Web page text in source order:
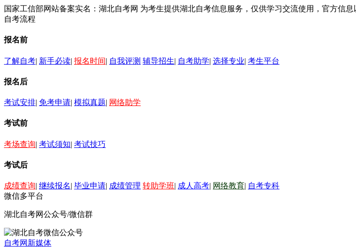
国家工信部网站备案实名：湖北自考网 为考生提供湖北自考信息服务，仅供学习交流使用，官方信息
自考流程
报名前
了解自考| 新手必读| 报名时间| 自我评测 辅导招生| 自考助学| 选择专业| 考生平台
报名后
考试安排| 免考申请| 模拟真题| 网络助学
考试前
考场查询| 考试须知| 考试技巧
考试后
成绩查询| 继续报名| 毕业申请| 成绩管理 转助学班| 成人高考| 网络教育| 自考专科
微信多平台
湖北自考网公众号/微信群
自考网新媒体